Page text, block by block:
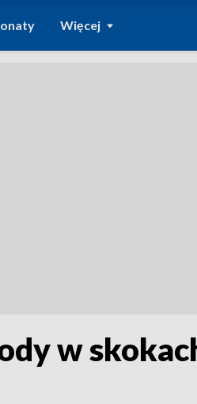
Więcej
w